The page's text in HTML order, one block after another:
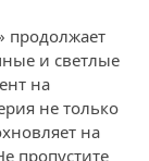
продолжает
и светлые
на
не только
на
пропустите